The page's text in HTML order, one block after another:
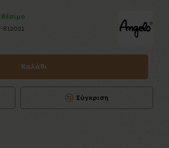
812021
Καλάθι
Σύγκριση